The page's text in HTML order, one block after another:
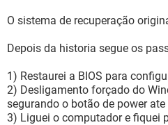
O sistema de recuperação
Depois da historia segue os
1) Restaurei a BIOS para
2) Desligamento forçado do
segurando o botão de power
3) Liguei o computador e fiquei